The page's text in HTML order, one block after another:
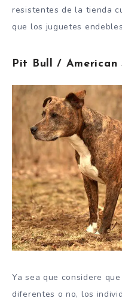
resistentes de la tienda
que los juguetes
Pit Bull / American
Ya sea que considere
diferentes o no, los